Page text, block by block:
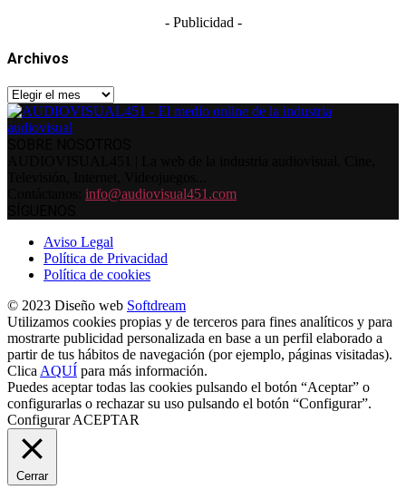
- Publicidad -
Archivos
Archivos
info@audiovisual451.com
Aviso Legal
Política de Privacidad
Política de cookies
© 2023 Diseño web Softdream
Utilizamos cookies propias y de terceros para fines analíticos y para
mostrarte publicidad personalizada en base a un perfil elaborado a
partir de tus hábitos de navegación (por ejemplo, páginas visitadas).
Clica AQUÍ para más información.
Puedes aceptar todas las cookies pulsando el botón “Aceptar” o
configurarlas o rechazar su uso pulsando el botón “Configurar”.
Configurar ACEPTAR
Cerrar